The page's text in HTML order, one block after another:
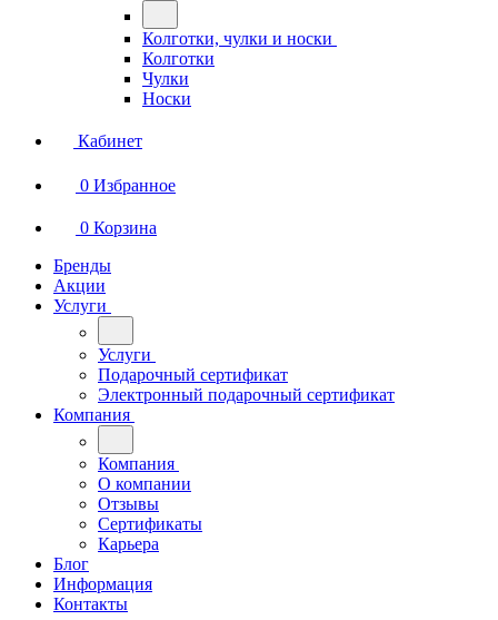
Колготки, чулки и носки
Колготки
Чулки
Носки
Кабинет
0 Избранное
0 Корзина
Бренды
Акции
Услуги
Услуги
Подарочный сертификат
Электронный подарочный сертификат
Компания
Компания
О компании
Отзывы
Сертификаты
Карьера
Блог
Информация
Контакты